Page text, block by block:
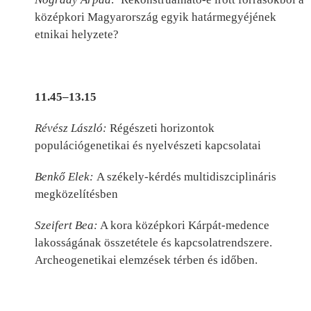
középkori Magyarország egyik határmegyéjének
etnikai helyzete?
11.45–13.15
Révész László: Régészeti horizontok
populációgenetikai és nyelvészeti kapcsolatai
Benkő Elek: A székely-kérdés multidiszciplináris
megközelítésben
Szeifert Bea: A kora középkori Kárpát-medence
lakosságának összetétele és kapcsolatrendszere.
Archeogenetikai elemzések térben és időben.